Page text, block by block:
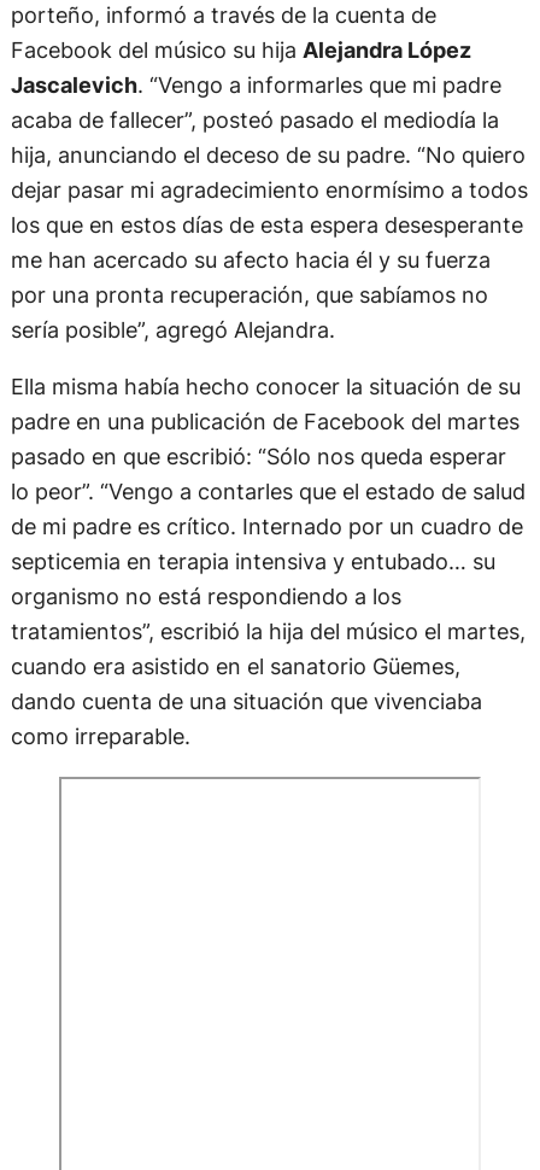
porteño, informó a través de la cuenta de
Facebook del músico su hija Alejandra López
Jascalevich. “Vengo a informarles que mi padre
acaba de fallecer”, posteó pasado el mediodía la
hija, anunciando el deceso de su padre. “No quiero
dejar pasar mi agradecimiento enormísimo a todos
los que en estos días de esta espera desesperante
me han acercado su afecto hacia él y su fuerza
por una pronta recuperación, que sabíamos no
sería posible”, agregó Alejandra.
Ella misma había hecho conocer la situación de su
padre en una publicación de Facebook del martes
pasado en que escribió: “Sólo nos queda esperar
lo peor”. “Vengo a contarles que el estado de salud
de mi padre es crítico. Internado por un cuadro de
septicemia en terapia intensiva y entubado… su
organismo no está respondiendo a los
tratamientos”, escribió la hija del músico el martes,
cuando era asistido en el sanatorio Güemes,
dando cuenta de una situación que vivenciaba
como irreparable.